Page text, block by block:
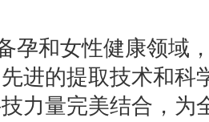
孕和女性健康领域
进的提取技术和科
力量完美结合，为